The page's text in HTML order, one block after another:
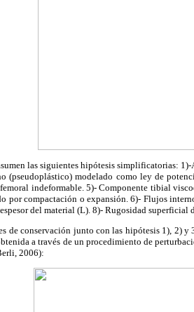
las siguientes hipótesis simplificatorias:
(pseudoplástico) modelado como ley de
indeformable. 5)- Componente tibial
por compactación o expansión. 6)- Flujos
del material (L). 8)- Rugosidad superficial
de conservación junto con las hipótesis 1), 2)
a través de un procedimiento de
2006):